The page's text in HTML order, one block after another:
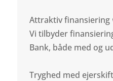
Attraktiv finansiering
Vi tilbyder
Bank, både med og
Tryghed med